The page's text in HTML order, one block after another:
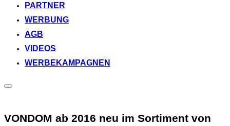
PARTNER
WERBUNG
AGB
VIDEOS
WERBEKAMPAGNEN
Seitenleiste
VONDOM ab 2016 neu im Sortiment von